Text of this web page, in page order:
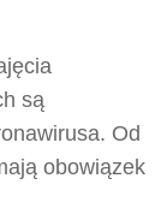
są
Od
obowiązek